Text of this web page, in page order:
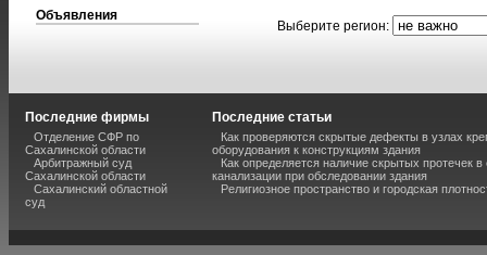
Объявления
Выберите регион:
Последние фирмы
Отделение СФР по
Сахалинской области
Арбитражный суд
Сахалинской области
Сахалинский областной
суд
Последние статьи
Как проверяются скрытые дефекты в узлах
оборудования к конструкциям здания
Как определяется наличие скрытых протечек
канализации при обследовании здания
Религиозное пространство и городская